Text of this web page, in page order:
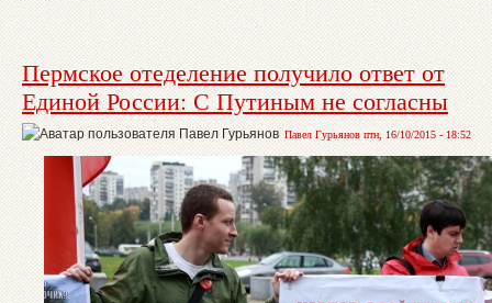
Пермское отеделение получило ответ от
Единой России: С Путиным не согласны
Павел Гурьянов птн, 16/10/2015 - 18:52